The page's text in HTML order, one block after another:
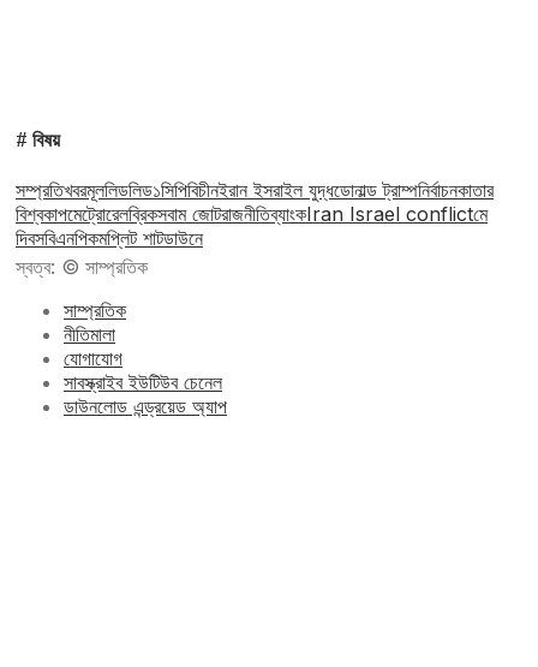
# বিষয়
সম্প্রতিখবরমূললিডলিড১সিপিবিচীনইরান ইসরাইল যুদ্ধডোনাল্ড ট্রাম্পনির্বাচনকাতার
বিশ্বকাপমেট্রোরেলব্রিকসবাম জোটরাজনীতিব্যাংকIran Israel conflictমে
দিবসবিএনপিকমপ্লিট শাটডাউনে
স্বত্ব: © সাম্প্রতিক
সাম্প্রতিক
নীতিমালা
যোগাযোগ
সাবস্ক্রাইব ইউটিউব চেনেল
ডাউনলোড এন্ড্রয়েড অ্যাপ